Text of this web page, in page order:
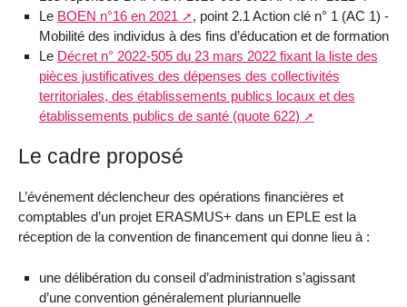
Le BOEN n°16 en 2021
, point 2.1 Action clé n° 1 (AC 1) -
Mobilité des individus à des fins d’éducation et de formation
Le Décret n° 2022-505 du 23 mars 2022 fixant la liste des
pièces justificatives des dépenses des collectivités
territoriales, des établissements publics locaux et des
établissements publics de santé (quote 622)
Le cadre proposé
L’événement déclencheur des opérations financières et
comptables d’un projet ERASMUS+ dans un EPLE est la
réception de la convention de financement qui donne lieu à :
une délibération du conseil d’administration s’agissant
d’une convention généralement pluriannuelle